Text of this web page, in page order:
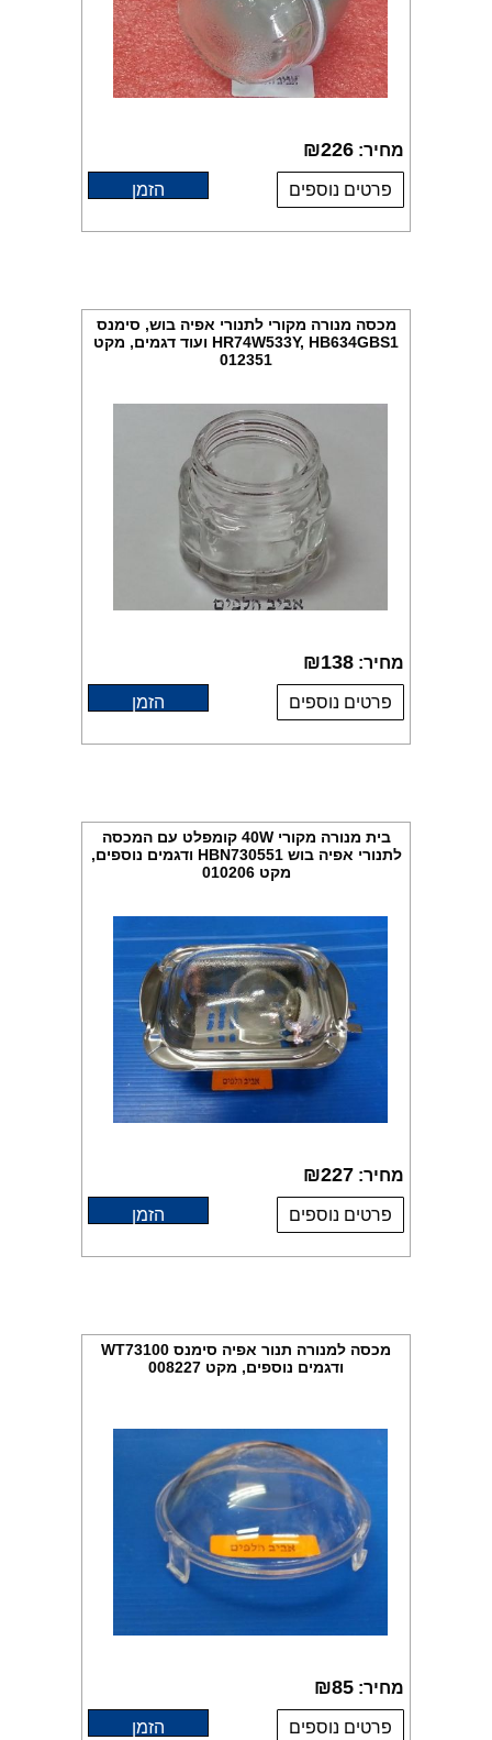
מחיר: ₪226
פרטים נוספים הזמן
מכסה מנורה מקורי לתנורי אפיה בוש, סימנס
HR74W533Y, HB634GBS1 ועוד דגמים, מקט
012351
מחיר: ₪138
פרטים נוספים הזמן
בית מנורה מקורי 40W קומפלט עם המכסה
לתנורי אפיה בוש HBN730551 ודגמים נוספים,
מקט 010206
מחיר: ₪227
פרטים נוספים הזמן
מכסה למנורה תנור אפיה סימנס WT73100
ודגמים נוספים, מקט 008227
מחיר: ₪85
פרטים נוספים הזמן